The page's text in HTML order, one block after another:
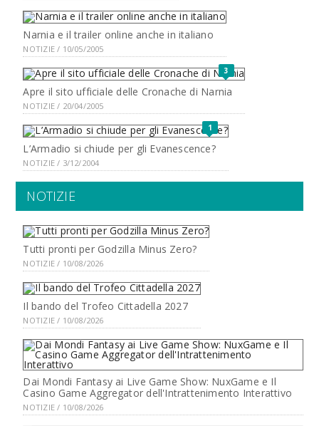
Narnia e il trailer online anche in italiano
NOTIZIE / 10/05/2005
3
Apre il sito ufficiale delle Cronache di Narnia
NOTIZIE / 20/04/2005
1
L’Armadio si chiude per gli Evanescence?
NOTIZIE / 3/12/2004
NOTIZIE
Tutti pronti per Godzilla Minus Zero?
NOTIZIE / 10/08/2026
Il bando del Trofeo Cittadella 2027
NOTIZIE / 10/08/2026
Dai Mondi Fantasy ai Live Game Show: NuxGame e Il
Casino Game Aggregator dell'Intrattenimento Interattivo
NOTIZIE / 10/08/2026